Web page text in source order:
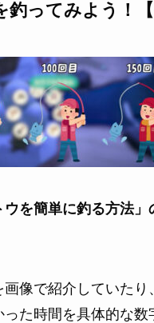
ってみよう！【
ウを簡単に釣る方法
像で紹介していたり
た時間を具体的な数